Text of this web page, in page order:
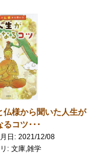
仏様から聞いた人生が
るコツ･･･
日
2021/12/08
文庫,雑学